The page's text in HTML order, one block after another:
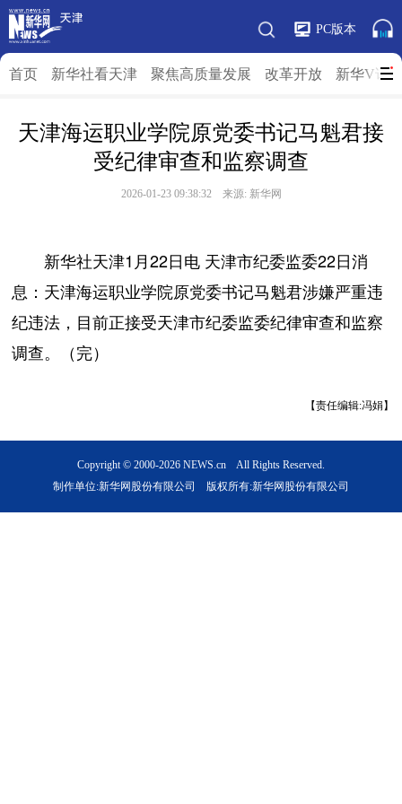
PC版本
首页 新华社看天津 聚焦高质量发展 改革开放 新华V访
天津海运职业学院原党委书记马魁君接
受纪律审查和监察调查
2026-01-23 09:38:32 来源: 新华网
新华社天津1月22日电 天津市纪委监委22日消
息：天津海运职业学院原党委书记马魁君涉嫌严重违
纪违法，目前正接受天津市纪委监委纪律审查和监察
调查。（完）
【责任编辑:冯娟】
Copyright © 2000-2026 NEWS.cn All Rights Reserved.
制作单位:新华网股份有限公司 版权所有:新华网股份有限公司